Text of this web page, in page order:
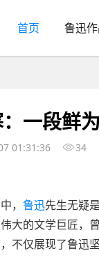
首页 鲁迅
一段鲜
01:31:36 34
， 鲁迅先生无疑
大的文学巨匠，
不仅展现了鲁迅